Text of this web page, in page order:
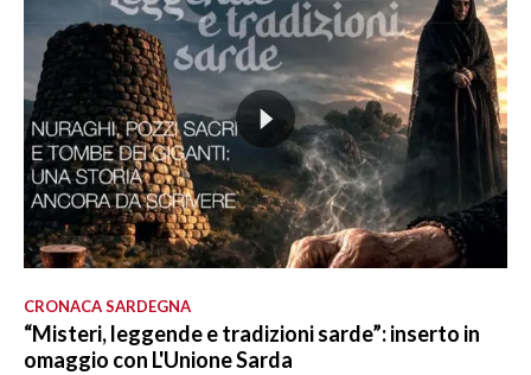
CRONACA SARDEGNA
“Misteri, leggende e tradizioni sarde”: inserto in
omaggio con L'Unione Sarda